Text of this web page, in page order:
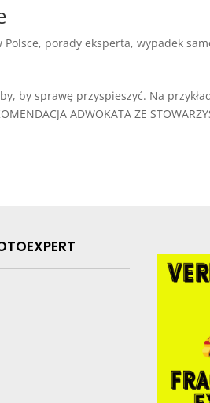
, porady eksperta,wypadek
by sprawę przyspieszyć. Na
ADWOKATA ZE